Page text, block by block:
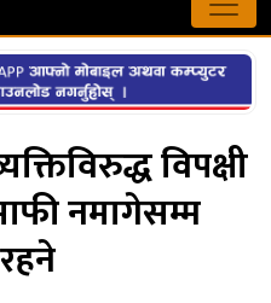
विपक्षी
नमागेसम्म